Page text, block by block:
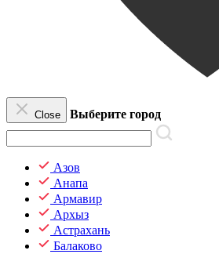
Close Выберите город
Азов
Анапа
Армавир
Архыз
Астрахань
Балаково